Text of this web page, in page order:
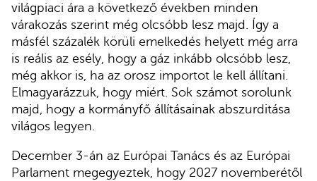
világpiaci ára a következő években minden
várakozás szerint még olcsóbb lesz majd. Így a
másfél százalék körüli emelkedés helyett még arra
is reális az esély, hogy a gáz inkább olcsóbb lesz,
még akkor is, ha az orosz importot le kell állítani.
Elmagyarázzuk, hogy miért. Sok számot sorolunk
majd, hogy a kormányfő állításainak abszurditása
világos legyen.
December 3-án az Európai Tanács és az Európai
Parlament megegyeztek, hogy 2027 novemberétől